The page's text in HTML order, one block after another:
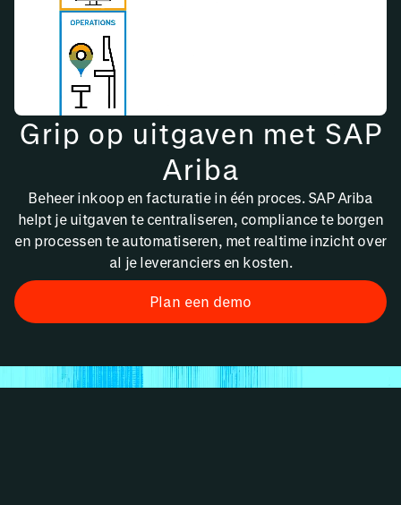
Grip op uitgaven met SAP
Ariba
Beheer inkoop en facturatie in één proces. SAP Ariba
helpt je uitgaven te centraliseren, compliance te borgen
en processen te automatiseren, met realtime inzicht over
al je leveranciers en kosten.
Plan een demo